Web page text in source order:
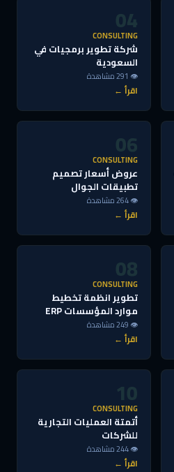
04
CONSULTING
شركة تطوير برمجيات في
السعودية
👁 291 مشاهدة
اقرأ ←
06
CONSULTING
عروض أسعار تصميم
تطبيقات الجوال
👁 264 مشاهدة
اقرأ ←
08
CONSULTING
تطوير انظمة تخطيط
موارد المؤسسات ERP
👁 249 مشاهدة
اقرأ ←
10
CONSULTING
أتمتة العمليات التجارية
للشركات
👁 244 مشاهدة
اقرأ ←